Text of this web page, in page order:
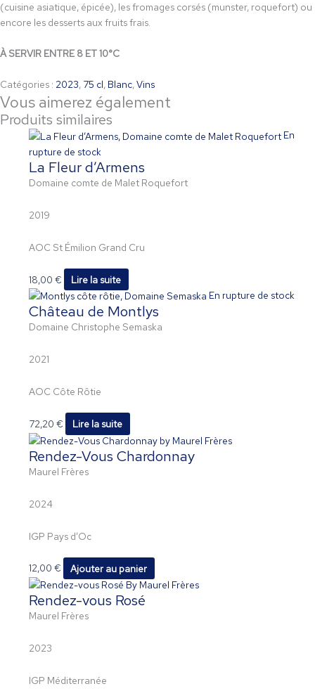
(cuisine asiatique, épicée), les fromages corsés (munster, roquefort) ou
encore les desserts aux fruits frais.
À SERVIR ENTRE 8 ET 10°C
Catégories : 2023, 75 cl, Blanc,Vins
Vous aimerez également
Produits similaires
En
rupture de stock
La Fleur d’Armens
Domaine comte de Malet Roquefort
2019
AOC St Émilion Grand Cru
18,00€
Lire la suite
En rupture de stock
Château de Montlys
Domaine Christophe Semaska
2021
AOC Côte Rôtie
72,20€ Lire la suite
Rendez-Vous Chardonnay
Maurel Frères
2024
IGP Pays d’Oc
12,00€ Ajouter au panier
Rendez-vous Rosé
Maurel Frères
2023
IGP Méditerranée